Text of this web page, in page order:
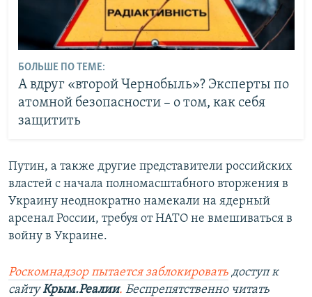
БОЛЬШЕ ПО ТЕМЕ:
А вдруг «второй Чернобыль»? Эксперты по
атомной безопасности – о том, как себя
защитить
Путин, а также другие представители российских
властей с начала полномасштабного вторжения в
Украину неоднократно намекали на ядерный
арсенал России, требуя от НАТО не вмешиваться в
войну в Украине.
Роскомнадзор пытается заблокировать доступ к
сайтуКрым.Реалии. Беспрепятственно читать